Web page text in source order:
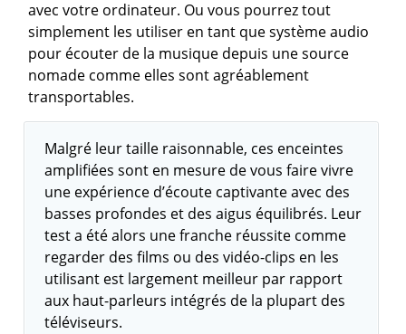
avec votre ordinateur. Ou vous pourrez tout
simplement les utiliser en tant que système audio
pour écouter de la musique depuis une source
nomade comme elles sont agréablement
transportables.
Malgré leur taille raisonnable, ces enceintes
amplifiées sont en mesure de vous faire vivre
une expérience d’écoute captivante avec des
basses profondes et des aigus équilibrés. Leur
test a été alors une franche réussite comme
regarder des films ou des vidéo-clips en les
utilisant est largement meilleur par rapport
aux haut-parleurs intégrés de la plupart des
téléviseurs.